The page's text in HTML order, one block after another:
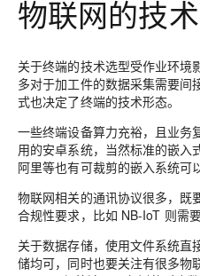
物联网的技
关于终端的技术选型受作业环境
多对于加工件的数据采集需要间
式也决定了终端的技术形态。
一些终端设备算力充裕，且业务
用的安卓系统，当然标准的嵌入
阿里等也有可裁剪的嵌入系统可
物联网相关的通讯协议很多，既
合规性要求，比如 NB-IoT 则需
关于数据存储，使用文件系统
储均可，同时也要关注有很多物